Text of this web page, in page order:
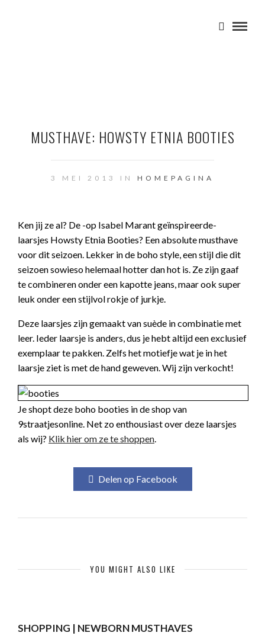
MUSTHAVE: HOWSTY ETNIA BOOTIES
3 MEI 2013 IN HOMEPAGINA
Ken jij ze al? De -op Isabel Marant geïnspireerde-
laarsjes Howsty Etnia Booties? Een absolute musthave
voor dit seizoen. Lekker in de boho style, een stijl die dit
seizoen sowieso helemaal hotter dan hot is. Ze zijn gaaf
te combineren onder een kapotte jeans, maar ook super
leuk onder een stijlvol rokje of jurkje.
Deze laarsjes zijn gemaakt van suède in combinatie met
leer. Ieder laarsje is anders, dus je hebt altijd een exclusief
exemplaar te pakken. Zelfs het motiefje wat je in het
laarsje ziet is met de hand geweven. Wij zijn verkocht!
Je shopt deze boho booties in de shop van
9straatjesonline. Net zo enthousiast over deze laarsjes
als wij? Klik hier om ze te shoppen.
Delen op Facebook
YOU MIGHT ALSO LIKE
SHOPPING | NEWBORN MUSTHAVES